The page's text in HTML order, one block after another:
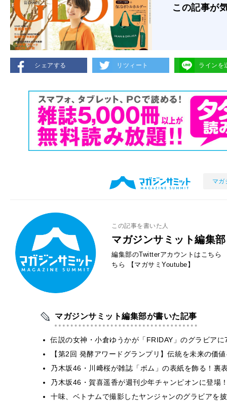
この記事が
シェアする リツィート ラインを
マガ
この記事を書いた人
マガジンサミット編集部
編集部のTwitterアカウントはこちら
ちら
【マガサミYoutube】
マガジンサミット編集部が書いた記事
伝説の女神・小倉ゆうかが「FRIDAY」のグラビア
【第2回 発酵アワードグランプリ】伝統を未来の価
乃木坂46・川﨑桜が雑誌「ボム」の表紙を飾る！裏
乃木坂46・賀喜遥香が週刊少年チャンピオンに登
十味、ベトナムで撮影したヤンジャンのグラビアを